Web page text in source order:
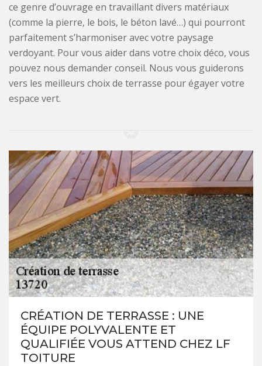
ce genre d’ouvrage en travaillant divers matériaux
(comme la pierre, le bois, le béton lavé…) qui pourront
parfaitement s’harmoniser avec votre paysage
verdoyant. Pour vous aider dans votre choix déco, vous
pouvez nous demander conseil. Nous vous guiderons
vers les meilleurs choix de terrasse pour égayer votre
espace vert.
CRÉATION DE TERRASSE : UNE
ÉQUIPE POLYVALENTE ET
QUALIFIÉE VOUS ATTEND CHEZ LF
TOITURE